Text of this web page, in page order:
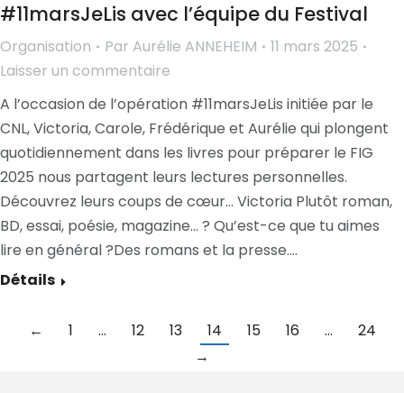
#11marsJeLis avec l’équipe du Festival
Organisation Par Aurélie ANNEHEIM
11 mars 2025
Laisser un commentaire
A l’occasion de l’opération #11marsJeLis initiée par le
CNL, Victoria, Carole, Frédérique et Aurélie qui plongent
quotidiennement dans les livres pour préparer le FIG
2025 nous partagent leurs lectures personnelles.
Découvrez leurs coups de cœur… Victoria Plutôt roman,
BD, essai, poésie, magazine… ? Qu’est-ce que tu aimes
lire en général ?Des romans et la presse.…
Détails
← 1 … 12 13 14 15 16 …
24
→